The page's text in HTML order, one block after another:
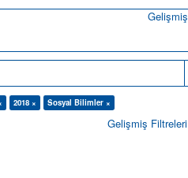
2018 × Sosyal Bilimler ×
Gelişmiş